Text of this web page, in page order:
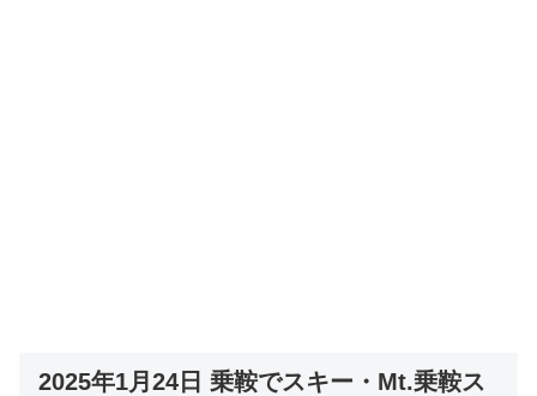
2025年1月24日 乗鞍でスキー・Mt.乗鞍ス